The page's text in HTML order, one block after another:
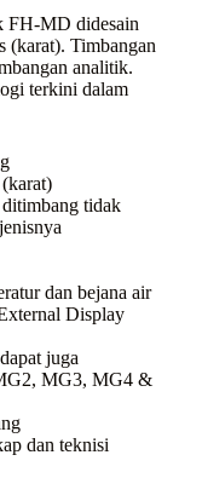
FH-MD didesain
(karat). Timbangan
analitik.
terkini dalam
tidak
dan bejana air
Display
juga
MG3, MG4 &
dan teknisi